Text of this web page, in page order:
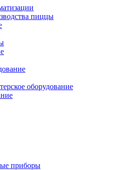
пиццы
оборудование
приборы